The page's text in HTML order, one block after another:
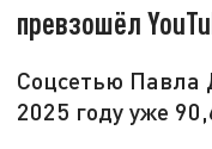
превзошёл
Соцсетью Павла
2025 году уже